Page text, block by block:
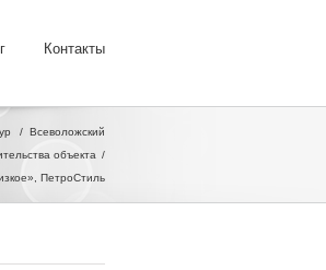
Контакты
/ Всеволожский
объекта
ПетроСтиль